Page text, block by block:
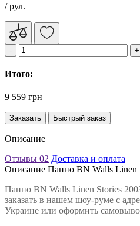
/ рул.
Итого:
9 559 грн
Заказать Быстрый заказ
Описание
Отзывы 02 Доставка и оплата
Описание Панно BN Walls Linen
Панно BN Walls Linen Stories
заказать в нашем шоу-руме с
Украине или оформить